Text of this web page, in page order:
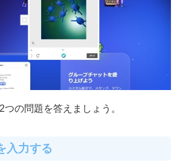
の問題を答えましょう。
入力する